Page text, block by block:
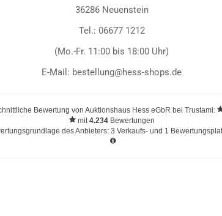
36286 Neuenstein
Tel.: 06677 1212
(Mo.-Fr. 11:00 bis 18:00 Uhr)
E-Mail: bestellung@hess-shops.de
Bewertung von Auktionshaus Hess eGbR bei Trustami:
mit4.234 Bewertungen
des Anbieters: 3 Verkaufs- und 1